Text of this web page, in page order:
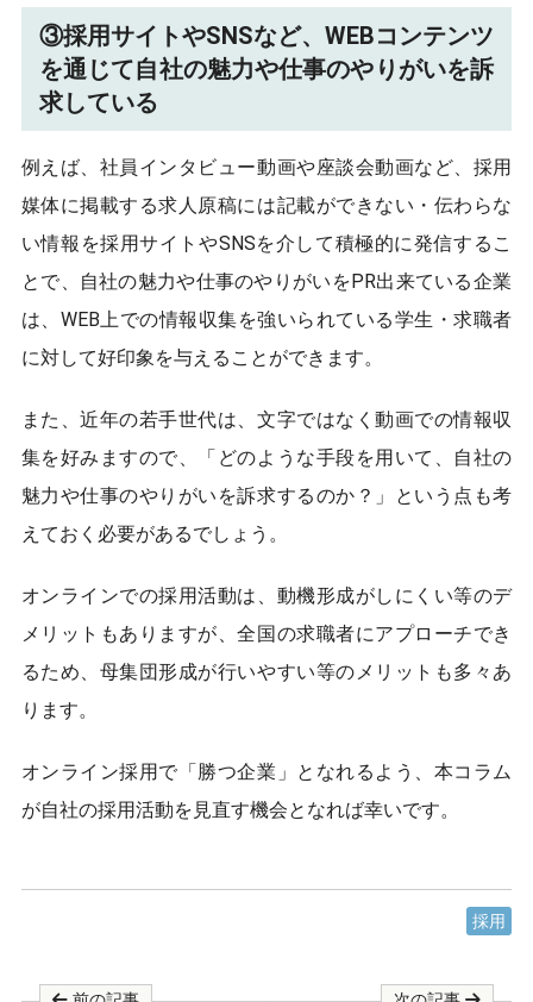
③採用サイトやSNSなど、WEBコンテンツ
を通じて自社の魅力や仕事のやりがいを訴
求している
例えば、社員インタビュー動画や座談会動画など、採用
媒体に掲載する求人原稿には記載ができない・伝わらな
い情報を採用サイトやSNSを介して積極的に発信するこ
とで、自社の魅力や仕事のやりがいをPR出来ている企業
は、WEB上での情報収集を強いられている学生・求職者
に対して好印象を与えることができます。
また、近年の若手世代は、文字ではなく動画での情報収
集を好みますので、「どのような手段を用いて、自社の
魅力や仕事のやりがいを訴求するのか？」という点も考
えておく必要があるでしょう。
オンラインでの採用活動は、動機形成がしにくい等のデ
メリットもありますが、全国の求職者にアプローチでき
るため、母集団形成が行いやすい等のメリットも多々あ
ります。
オンライン採用で「勝つ企業」となれるよう、本コラム
が自社の採用活動を見直す機会となれば幸いです。
採用